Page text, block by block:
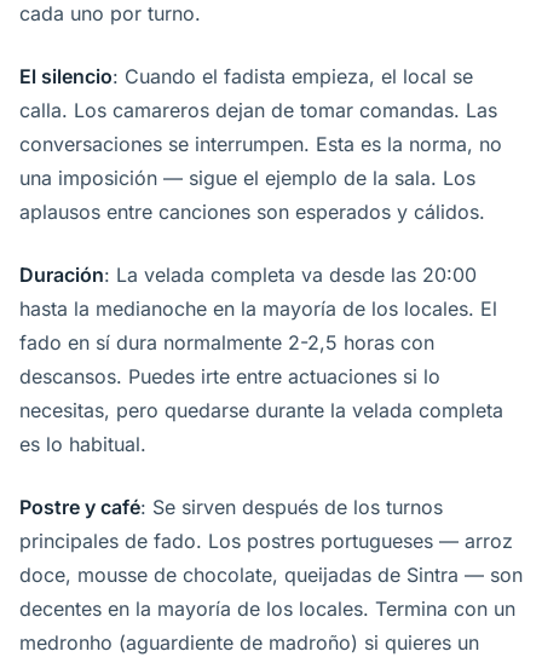
cada uno por turno.
El silencio: Cuando el fadista empieza, el local se
calla. Los camareros dejan de tomar comandas. Las
conversaciones se interrumpen. Esta es la norma, no
una imposición — sigue el ejemplo de la sala. Los
aplausos entre canciones son esperados y cálidos.
Duración: La velada completa va desde las 20:00
hasta la medianoche en la mayoría de los locales. El
fado en sí dura normalmente 2-2,5 horas con
descansos. Puedes irte entre actuaciones si lo
necesitas, pero quedarse durante la velada completa
es lo habitual.
Postre y café: Se sirven después de los turnos
principales de fado. Los postres portugueses — arroz
doce, mousse de chocolate, queijadas de Sintra — son
decentes en la mayoría de los locales. Termina con un
medronho (aguardiente de madroño) si quieres un